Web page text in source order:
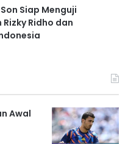
Siap Menguji
Ridho dan
Awal